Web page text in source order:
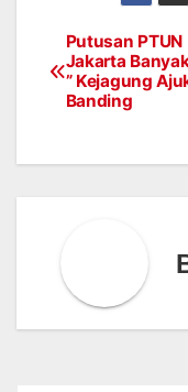
Post
Putusan PTUN
Jakarta
” Kejagung
Banding